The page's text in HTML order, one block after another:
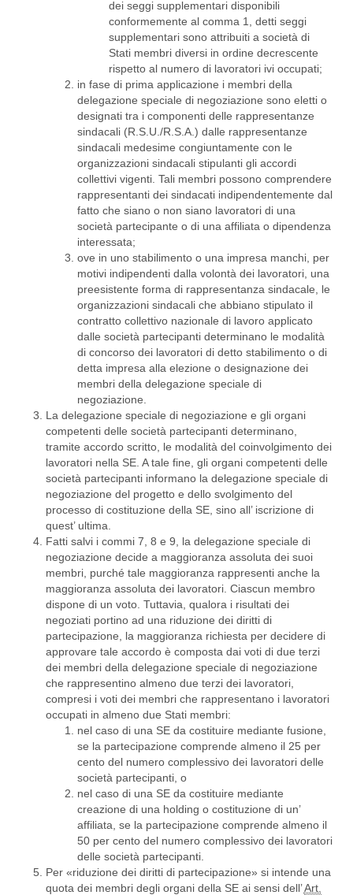
dei seggi supplementari disponibili
conformemente al comma 1, detti seggi
supplementari sono attribuiti a società di
Stati membri diversi in ordine decrescente
rispetto al numero di lavoratori ivi occupati;
in fase di prima applicazione i membri della
delegazione speciale di negoziazione sono eletti o
designati tra i componenti delle rappresentanze
sindacali (R.S.U./R.S.A.) dalle rappresentanze
sindacali medesime congiuntamente con le
organizzazioni sindacali stipulanti gli accordi
collettivi vigenti. Tali membri possono comprendere
rappresentanti dei sindacati indipendentemente dal
fatto che siano o non siano lavoratori di una
società partecipante o di una affiliata o dipendenza
interessata;
ove in uno stabilimento o una impresa manchi, per
motivi indipendenti dalla volontà dei lavoratori, una
preesistente forma di rappresentanza sindacale, le
organizzazioni sindacali che abbiano stipulato il
contratto collettivo nazionale di lavoro applicato
dalle società partecipanti determinano le modalità
di concorso dei lavoratori di detto stabilimento o di
detta impresa alla elezione o designazione dei
membri della delegazione speciale di
negoziazione.
La delegazione speciale di negoziazione e gli organi
competenti delle società partecipanti determinano,
tramite accordo scritto, le modalità del coinvolgimento dei
lavoratori nella SE. A tale fine, gli organi competenti delle
società partecipanti informano la delegazione speciale di
negoziazione del progetto e dello svolgimento del
processo di costituzione della SE, sino all’ iscrizione di
quest’ ultima.
Fatti salvi i commi 7, 8 e 9, la delegazione speciale di
negoziazione decide a maggioranza assoluta dei suoi
membri, purché tale maggioranza rappresenti anche la
maggioranza assoluta dei lavoratori. Ciascun membro
dispone di un voto. Tuttavia, qualora i risultati dei
negoziati portino ad una riduzione dei diritti di
partecipazione, la maggioranza richiesta per decidere di
approvare tale accordo è composta dai voti di due terzi
dei membri della delegazione speciale di negoziazione
che rappresentino almeno due terzi dei lavoratori,
compresi i voti dei membri che rappresentano i lavoratori
occupati in almeno due Stati membri:
nel caso di una SE da costituire mediante fusione,
se la partecipazione comprende almeno il 25 per
cento del numero complessivo dei lavoratori delle
società partecipanti, o
nel caso di una SE da costituire mediante
creazione di una holding o costituzione di un’
affiliata, se la partecipazione comprende almeno il
50 per cento del numero complessivo dei lavoratori
delle società partecipanti.
Per «riduzione dei diritti di partecipazione» si intende una
quota dei membri degli organi della SE ai sensi dell’Art.